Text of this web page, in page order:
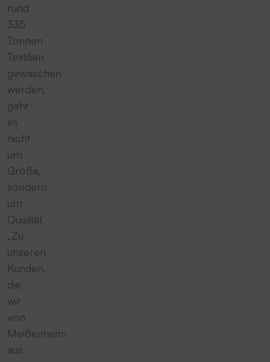
rund
335
Tonnen
Textilien
gewaschen
werden,
geht
es
nicht
um
Größe,
sondern
um
Qualität.
„Zu
unseren
Kunden,
die
wir
von
Meißenheim
aus